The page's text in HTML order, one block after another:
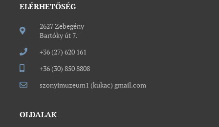
ELÉRHETŐSÉG
2627 Zebegény
Bartóky út 7.
+36 (27) 620 161
+36 (30) 850 8808
szonyimuzeum1 (kukac) gmail.com
OLDALAK